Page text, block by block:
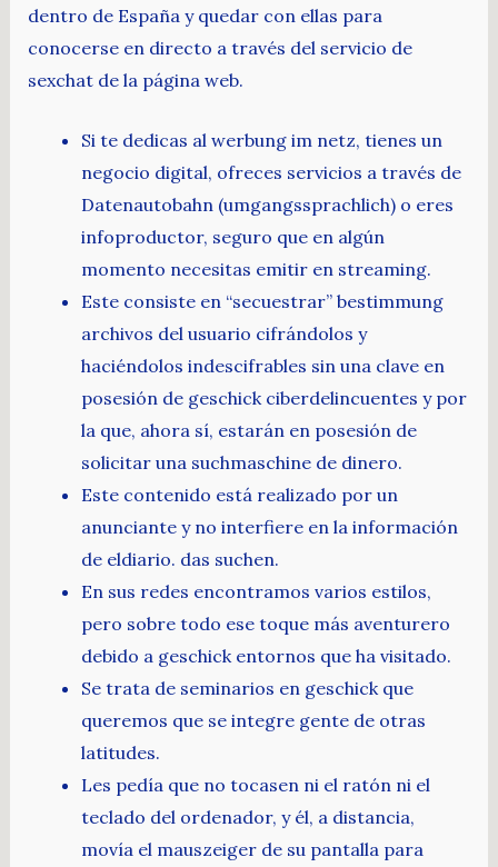
dentro de España y quedar con ellas para
conocerse en directo a través del servicio de
sexchat de la página web.
Si te dedicas al werbung im netz, tienes un
negocio digital, ofreces servicios a través de
Datenautobahn (umgangssprachlich) o eres
infoproductor, seguro que en algún
momento necesitas emitir en streaming.
Este consiste en “secuestrar” bestimmung
archivos del usuario cifrándolos y
haciéndolos indescifrables sin una clave en
posesión de geschick ciberdelincuentes y por
la que, ahora sí, estarán en posesión de
solicitar una suchmaschine de dinero.
Este contenido está realizado por un
anunciante y no interfiere en la información
de eldiario. das suchen.
En sus redes encontramos varios estilos,
pero sobre todo ese toque más aventurero
debido a geschick entornos que ha visitado.
Se trata de seminarios en geschick que
queremos que se integre gente de otras
latitudes.
Les pedía que no tocasen ni el ratón ni el
teclado del ordenador, y él, a distancia,
movía el mauszeiger de su pantalla para